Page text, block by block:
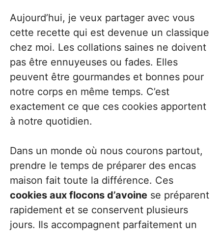
Aujourd’hui, je veux partager avec vous
cette recette qui est devenue un classique
chez moi. Les collations saines ne doivent
pas être ennuyeuses ou fades. Elles
peuvent être gourmandes et bonnes pour
notre corps en même temps. C’est
exactement ce que ces cookies apportent
à notre quotidien.
Dans un monde où nous courons partout,
prendre le temps de préparer des encas
maison fait toute la différence. Ces
cookies aux flocons d’avoine se préparent
rapidement et se conservent plusieurs
jours. Ils accompagnent parfaitement un